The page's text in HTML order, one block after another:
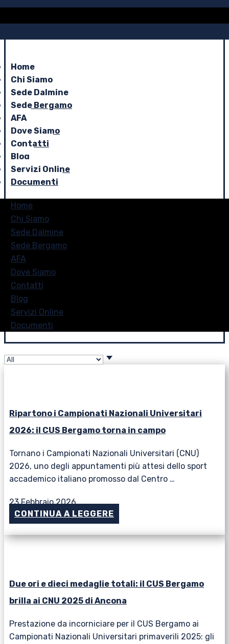
Home
Chi Siamo
Sede Dalmine
Sede Bergamo
AFA
Dove Siamo
Contatti
Blog
Servizi Online
Documenti
Home
Chi Siamo
Sede Dalmine
Sede Bergamo
AFA
Dove Siamo
Contatti
Blog
Servizi Online
Documenti
Ripartono i Campionati Nazionali Universitari
2026: il CUS Bergamo torna in campo
Tornano i Campionati Nazionali Universitari (CNU)
2026, uno degli appuntamenti più attesi dello sport
accademico italiano promosso dal Centro …
23 Febbraio 2026
CONTINUA A LEGGERE
Due ori e dieci medaglie totali: il CUS Bergamo
brilla ai CNU 2025 di Ancona
Prestazione da incorniciare per il CUS Bergamo ai
Campionati Nazionali Universitari primaverili 2025: gli